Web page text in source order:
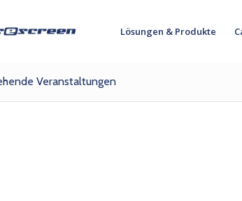
Lösungen & Produkte
Veranstaltungen